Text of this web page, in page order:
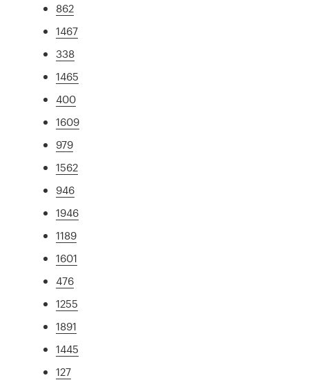
862
1467
338
1465
400
1609
979
1562
946
1946
1189
1601
476
1255
1891
1445
127